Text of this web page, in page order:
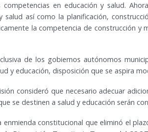
en educación y salud.
así como la planificación,
la competencia de construcción
de los gobiernos autónomos
y educación, disposición que se aspira
consideró que necesario adecuar
se destinen a salud y educación serán
enmienda constitucional que eliminó el